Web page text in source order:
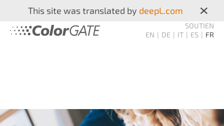
This site was translated by deepL.com ×
SOUTIEN
EN
DE IT ES FR